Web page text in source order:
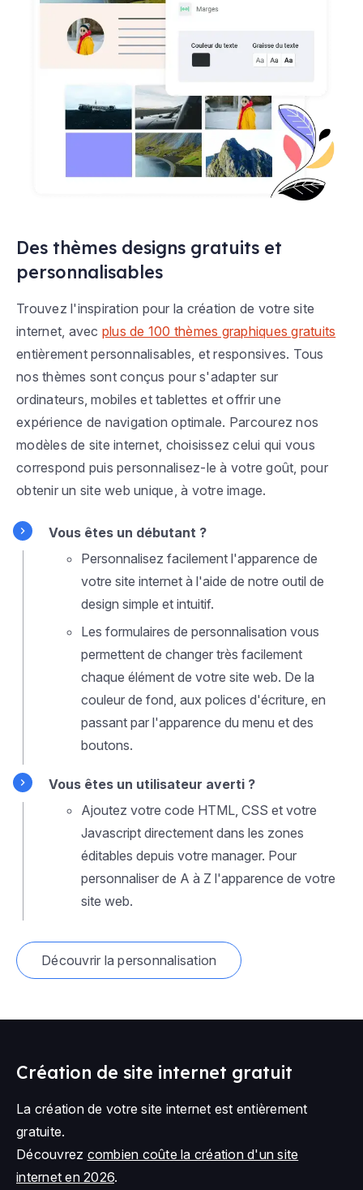
Des thèmes designs gratuits et
personnalisables
Trouvez l'inspiration pour la création de votre site
internet, avec plus de 100 thèmes graphiques gratuits
entièrement personnalisables, et responsives. Tous
nos thèmes sont conçus pour s'adapter sur
ordinateurs, mobiles et tablettes et offrir une
expérience de navigation optimale. Parcourez nos
modèles de site internet, choisissez celui qui vous
correspond puis personnalisez-le à votre goût, pour
obtenir un site web unique, à votre image.
Vous êtes un débutant ?
Personnalisez facilement l'apparence de
votre site internet à l'aide de notre outil de
design simple et intuitif.
Les formulaires de personnalisation vous
permettent de changer très facilement
chaque élément de votre site web. De la
couleur de fond, aux polices d'écriture, en
passant par l'apparence du menu et des
boutons.
Vous êtes un utilisateur averti ?
Ajoutez votre code HTML, CSS et votre
Javascript directement dans les zones
éditables depuis votre manager. Pour
personnaliser de A à Z l'apparence de votre
site web.
Découvrir la personnalisation
Création de site internet gratuit
La création de votre site internet est entièrement
gratuite.
Découvrez combien coûte la création d'un site
internet en 2026.